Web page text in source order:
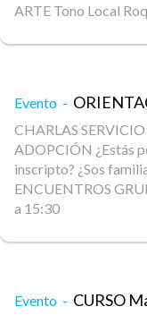
ARTE Tono Local
Evento -
CHARLAS
ADOPCIÓN ¿Estás
inscripto? ¿Sos
ENCUENTROS
a 15:30
Evento - CURSO